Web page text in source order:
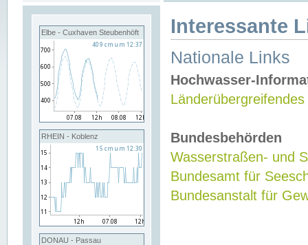
Elbe - Cuxhaven Steubenhöft
RHEIN - Koblenz
DONAU - Passau
Interessante
Nationale Links
Hochwasser-
Bundesbehörden
Wasserstraßen- und
Bundesamt für
Bundesanstalt für